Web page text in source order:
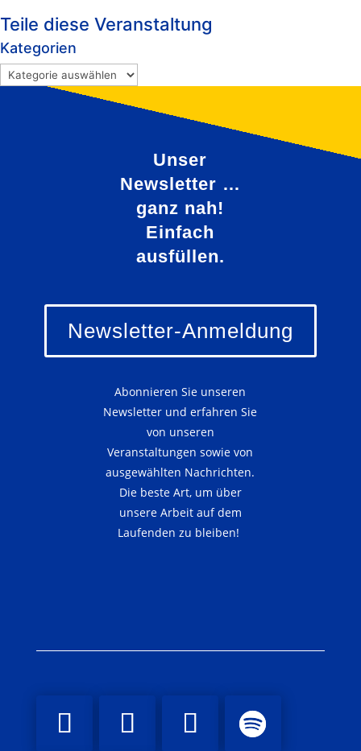
Teile diese Veranstaltung
Kategorien
Kategorien
Unser
Newsletter …
ganz nah!
Einfach
ausfüllen.
Newsletter-Anmeldung
Abonnieren Sie unseren
Newsletter und erfahren Sie
von unseren
Veranstaltungen sowie von
ausgewählten Nachrichten.
Die beste Art, um über
unsere Arbeit auf dem
Laufenden zu bleiben!